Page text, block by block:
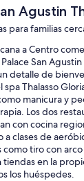
Agustin
para familias
a Centro
San
detalle de
spa Thalasso
manicura y
Los dos
con cocina
a clases de
tiro con
en la
los huéspedes.